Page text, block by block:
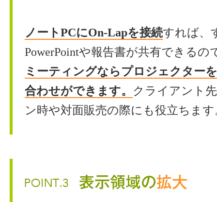
ノートPCにOn-Lapを接続すれば、
PowerPointや報告書が共有できるの
ミーティングならプロジェクター
合わせができます。 クライアント
ン時や対面販売の際にも役立ちます